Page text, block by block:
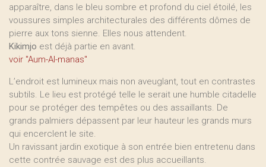
apparaître, dans le bleu sombre et profond du ciel étoilé, les
voussures simples architecturales des différents dômes de
pierre aux tons sienne. Elles nous attendent.
Kikimjo est déjà partie en avant.
voir "Aum-Al-manas"
L’endroit est lumineux mais non aveuglant, tout en contrastes
subtils. Le lieu est protégé telle le serait une humble citadelle
pour se protéger des tempêtes ou des assaillants. De
grands palmiers dépassent par leur hauteur les grands murs
qui encerclent le site.
Un ravissant jardin exotique à son entrée bien entretenu dans
cette contrée sauvage est des plus accueillants.